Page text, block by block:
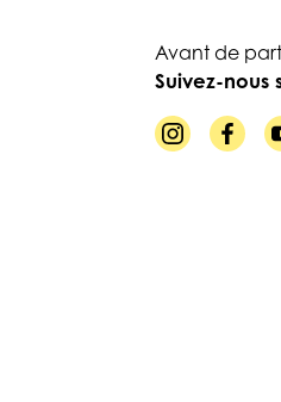
Avant de
Suivez-nous